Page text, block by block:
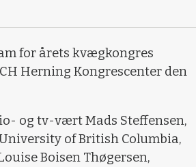
for årets kvægkongres
Herning Kongrescenter den
og tv-vært Mads Steffensen,
of British Columbia,
Boisen Thøgersen,